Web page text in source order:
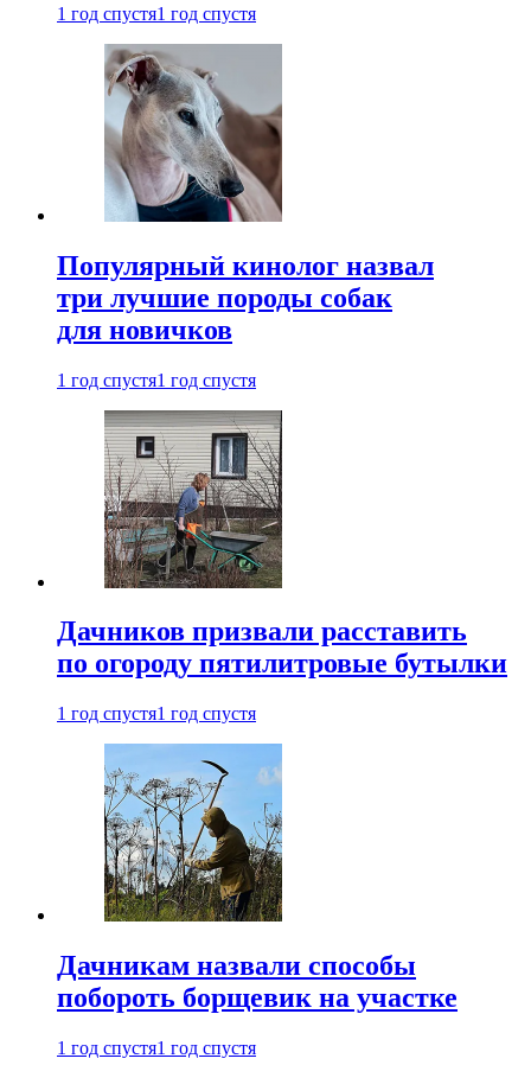
1 год спустя1 год спустя
Популярный кинолог назвал
три лучшие породы собак
для новичков
1 год спустя1 год спустя
Дачников призвали расставить
по огороду пятилитровые бутылки
1 год спустя1 год спустя
Дачникам назвали способы
побороть борщевик на участке
1 год спустя1 год спустя